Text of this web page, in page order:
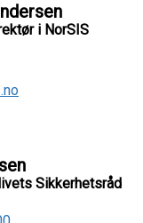
i NorSIS
Sikkerhetsråd